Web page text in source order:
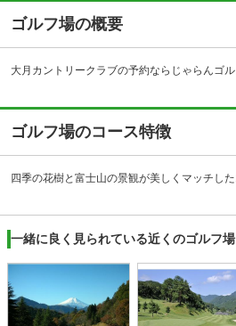
ゴルフ場の概要
ゴルフ場のコース特徴
一緒に良く見られている近くのゴルフ場